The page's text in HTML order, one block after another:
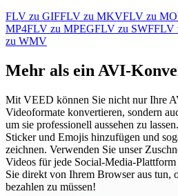
FLV zu GIFFLV zu MKVFLV zu
MP4FLV zu MPEGFLV zu SWFFLV
zu WMV
Mehr als ein AVI-
Mit VEED können Sie nicht nur Ihre
Videoformate konvertieren, sondern
um sie professionell aussehen zu
Sticker und Emojis hinzufügen und
zeichnen. Verwenden Sie unser
Videos für jede Social-Media-
Sie direkt von Ihrem Browser aus tun,
bezahlen zu müssen!